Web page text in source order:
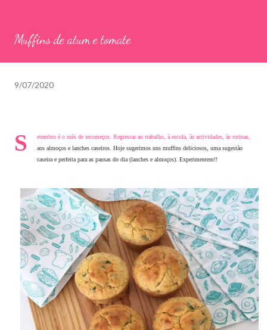
Muffins de atum e tomate
9/07/2020
S
etembro é o mês de recomeços. Regressar ao trabalho, à escola, às actividades, às rotinas,
aos almoços e lanches caseiros. Hoje sugerimos uns muffins deliciosos, uma sugestão
caseira e perfeita para as pausas do dia (lanches e almoços). Experimentem!!